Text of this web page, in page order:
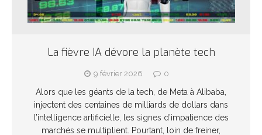
La fièvre IA dévore la planète tech
9 février 2026 0
Alors que les géants de la tech, de Meta à Alibaba,
injectent des centaines de milliards de dollars dans
l’intelligence artificielle, les signes d’impatience des
marchés se multiplient. Pourtant, loin de freiner,